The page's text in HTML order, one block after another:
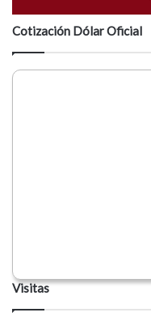
Cotización Dólar Oficial
Visitas